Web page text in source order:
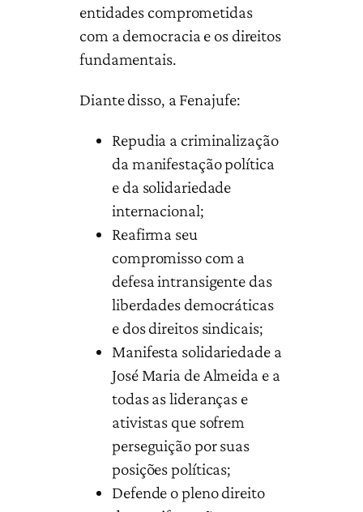
entidades comprometidas
com a democracia e os direitos
fundamentais.
Diante disso, a Fenajufe:
Repudia a criminalização
da manifestação política
e da solidariedade
internacional;
Reafirma seu
compromisso com a
defesa intransigente das
liberdades democráticas
e dos direitos sindicais;
Manifesta solidariedade a
José Maria de Almeida e a
todas as lideranças e
ativistas que sofrem
perseguição por suas
posições políticas;
Defende o pleno direito